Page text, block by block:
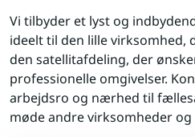
Vi tilbyder et lyst og
ideelt til den lille virksomhed,
den satellitafdeling, der
professionelle omgivelser.
arbejdsro og nærhed til
møde andre virksomheder